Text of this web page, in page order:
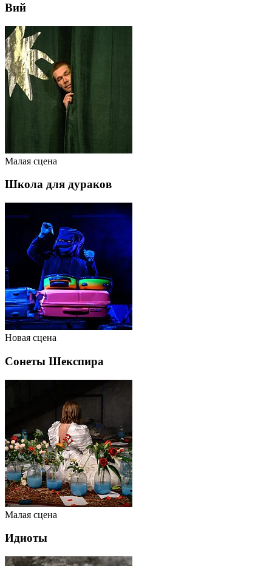
Вий
Малая сцена
Школа для дураков
Новая сцена
Сонеты Шекспира
Малая сцена
Идиоты